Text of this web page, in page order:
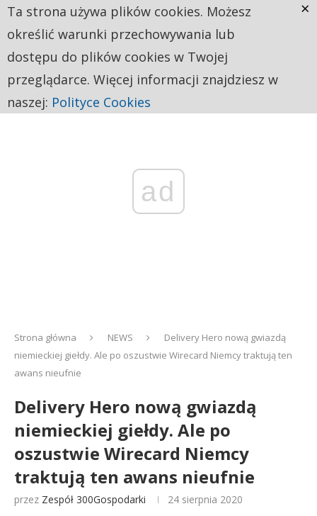
ad
Strona główna NEWS
Delivery Hero nową gwiazdą
niemieckiej giełdy. Ale po oszustwie Wirecard Niemcy traktują ten
awans nieufnie
Delivery Hero nową gwiazdą
niemieckiej giełdy. Ale po
oszustwie Wirecard Niemcy
traktują ten awans nieufnie
przez Zespół 300Gospodarki 24 sierpnia 2020
Ta strona używa plików cookies. Możesz
określić warunki przechowywania lub
dostępu do plików cookies w Twojej
przeglądarce. Więcej informacji znajdziesz w
naszej: Polityce Cookies
×